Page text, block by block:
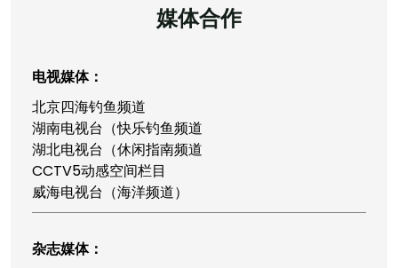
媒体合作
电视媒体：
北京四海钓鱼频道
湖南电视台（快乐钓鱼频道
湖北电视台（休闲指南频道
CCTV5动感空间栏目
威海电视台（海洋频道）
杂志媒体：